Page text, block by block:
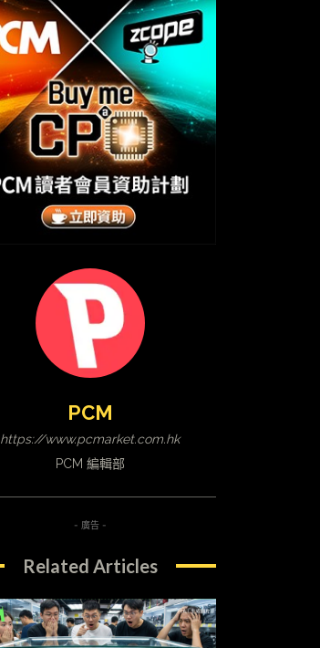
PCM
https://www.pcmarket.com.hk
PCM 編輯部
- 廣告 -
Related Articles